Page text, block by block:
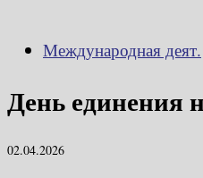
Международная деят.
День единения
02.04.2026